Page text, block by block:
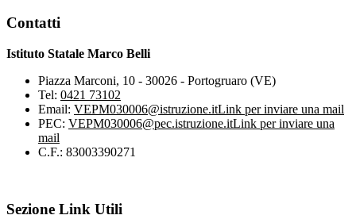
Contatti
Istituto Statale Marco Belli
Piazza Marconi, 10 - 30026 - Portogruaro (VE)
Tel: 0421 73102
Email: VEPM030006@istruzione.itLink per inviare una mail
PEC: VEPM030006@pec.istruzione.itLink per inviare una
mail
C.F.: 83003390271
Sezione Link Utili